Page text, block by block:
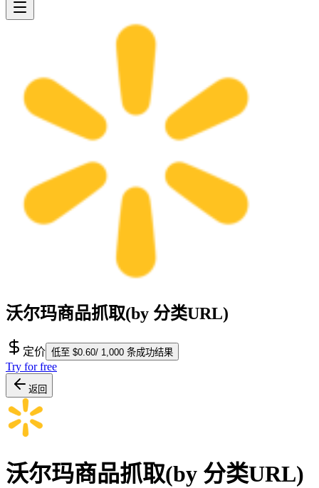
沃尔玛商品抓取(by 分类URL)
定价 低至 $0.60/ 1,000 条成功结果
Try for free
返回
沃尔玛商品抓取(by 分类URL)